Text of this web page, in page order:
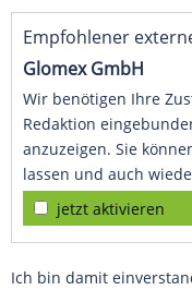
Empfohlener
Glomex GmbH
Wir benötigen Ihre
Redaktion
anzuzeigen. Sie
lassen und auch
jetzt aktivieren
Ich bin damit